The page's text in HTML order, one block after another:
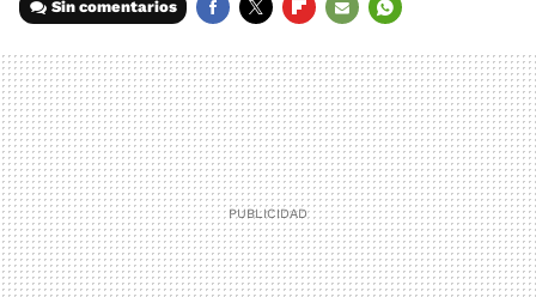
Sin comentarios
MAIL